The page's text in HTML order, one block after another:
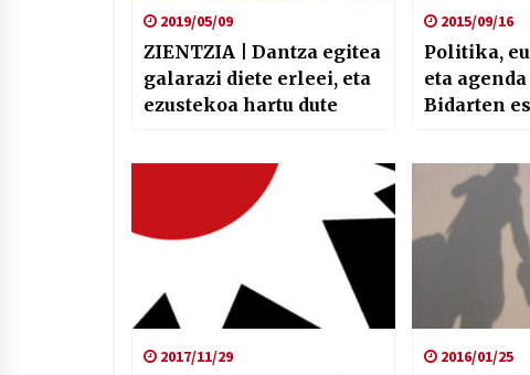
2019/05/09
ZIENTZIA | Dantza egitea
galarazi diete erleei, eta
ezustekoa hartu dute
2015/09/16
Politika,
eta
Bidarten
2017/11/29 2016/01/25